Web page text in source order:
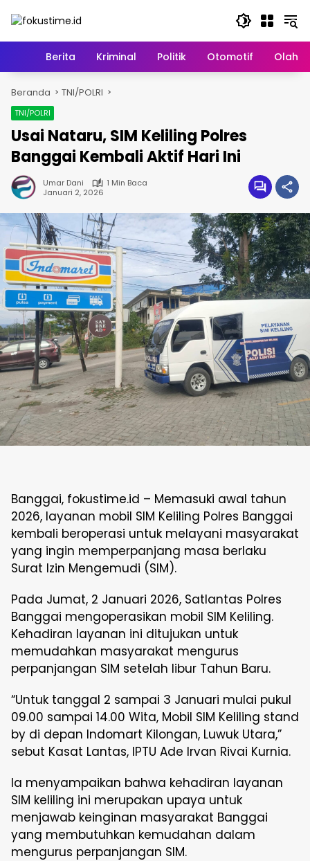
HomeBerita Kriminal Politik Otomotif
Beranda TNI/POLRI
TNI/POLRI
Usai Nataru, SIM Keliling Polres
Banggai Kembali Aktif Hari Ini
Umar Dani
1 Min Baca
Januari 2, 2026
Banggai, fokustime.id – Memasuki awal tahun
2026, layanan mobil SIM Keliling Polres Banggai
kembali beroperasi untuk melayani masyarakat
yang ingin memperpanjang masa berlaku
Surat Izin Mengemudi (SIM).
Pada Jumat, 2 Januari 2026, Satlantas Polres
Banggai mengoperasikan mobil SIM Keliling.
Kehadiran layanan ini ditujukan untuk
memudahkan masyarakat mengurus
perpanjangan SIM setelah libur Tahun Baru.
“Untuk tanggal 2 sampai 3 Januari mulai pukul
09.00 sampai 14.00 Wita, Mobil SIM Keliling stand
by di depan Indomart Kilongan, Luwuk Utara,”
sebut Kasat Lantas, IPTU Ade Irvan Rivai Kurnia.
Ia menyampaikan bahwa kehadiran layanan
SIM keliling ini merupakan upaya untuk
menjawab keinginan masyarakat Banggai
yang membutuhkan kemudahan dalam
mengurus perpanjangan SIM.